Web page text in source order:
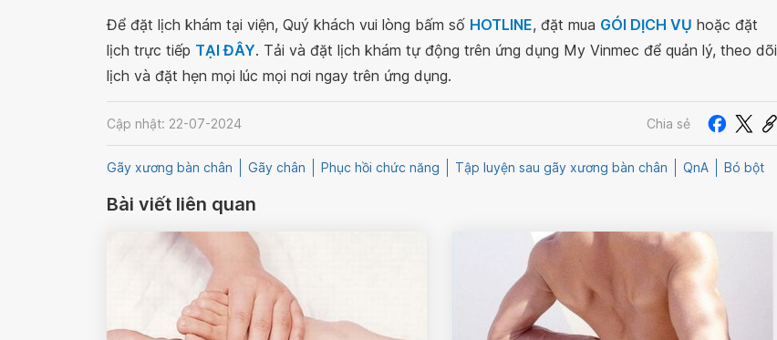
Để đặt lịch khám tại viện, Quý khách vui lòng bấm số HOTLINE, đặt mua GÓI DỊCH VỤ hoặc đặt
lịch trực tiếp TẠI ĐÂY. Tải và đặt lịch khám tự động trên ứng dụng My Vinmec để quản lý, theo dõi
lịch và đặt hẹn mọi lúc mọi nơi ngay trên ứng dụng.
Cập nhật: 22-07-2024 Chia sẻ
Gãy xương bàn chân Gãy chân Phục hồi chức năng Tập luyện sau gãy xương bàn chân QnA Bó bột
Bài viết liên quan